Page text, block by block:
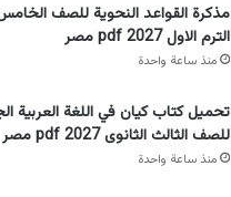
مذكرة القواعد النحوية للصف الخامس
الترم الاول 2027 pdf مصر
منذ ساعة واحدة
تحميل كتاب كيان في اللغة العربية
للصف الثالث الثانوى 2027 pdf مصر
منذ ساعة واحدة